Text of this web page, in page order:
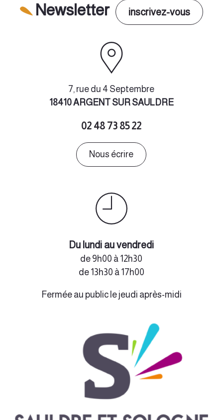
Newsletter inscrivez-vous
7, rue du 4 Septembre
18410 ARGENT SUR SAULDRE
02 48 73 85 22
Nous écrire
Du lundi au vendredi
de 9h00 à 12h30
de 13h30 à 17h00
Fermée au public le jeudi après-midi